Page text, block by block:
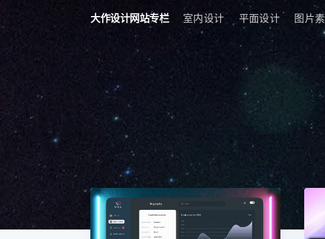
大作设计网站专栏 室内设计 平面设计 图片